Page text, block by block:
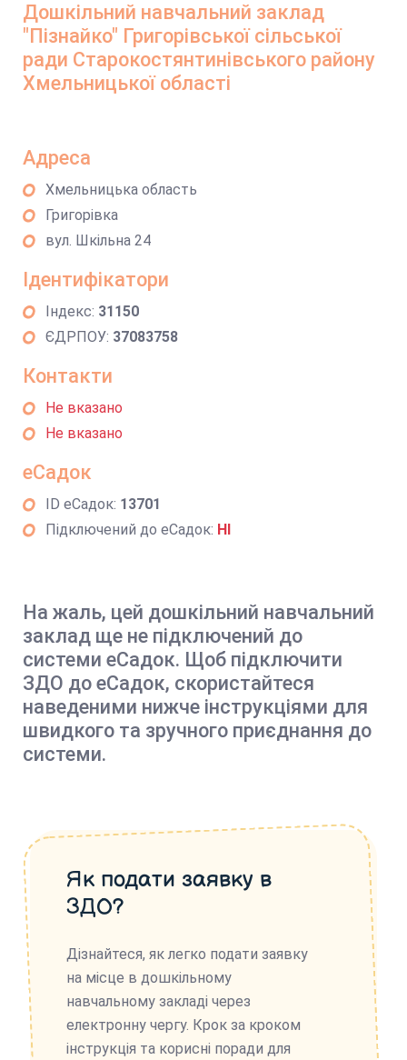
Дошкільний навчальний заклад
"Пізнайко" Григорівської сільської
ради Старокостянтинівського району
Хмельницької області
Адреса
Хмельницька область
Григорівка
вул. Шкільна 24
Ідентифікатори
Індекс: 31150
ЄДРПОУ: 37083758
Контакти
Не вказано
Не вказано
еСадок
ID еСадок: 13701
Підключений до еСадок: НІ
На жаль, цей дошкільний навчальний
заклад ще не підключений до
системи еСадок. Щоб підключити
ЗДО до еСадок, скористайтеся
наведеними нижче інструкціями для
швидкого та зручного приєднання до
системи.
Як подати заявку в
ЗДО?
Дізнайтеся, як легко подати заявку
на місце в дошкільному
навчальному закладі через
електронну чергу. Крок за кроком
інструкція та корисні поради для